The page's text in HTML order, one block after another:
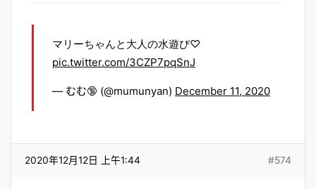
マリーちゃんと大人の水遊び♡
pic.twitter.com/3CZP7pqSnJ
— むむ🔞 (@mumunyan) December 11, 2020
2020年12月12日 上午1:44 #574